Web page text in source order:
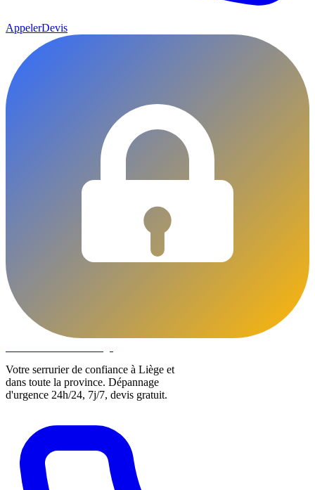
AppelerDevis
Votre serrurier de confiance à Liège et
dans toute la province. Dépannage
d'urgence 24h/24, 7j/7, devis gratuit.